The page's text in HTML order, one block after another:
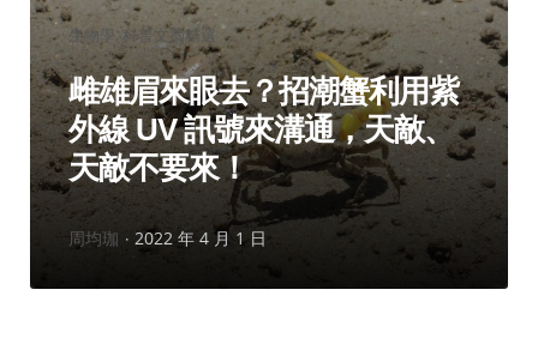
分
類：
生物學 科普文摘精選
雌雄眉來眼去？招潮蟹利用紫
外線 UV 訊號來溝通，天敵、
天敵不要來！
作
周均珈 2022 年 4 月 1 日